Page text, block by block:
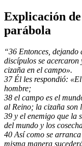
Explicación de
parábola
“36 Entonces, dejando
discípulos se
cizaña en el campo».
37 Él les respondió:
hombre;
38 el campo es el
al Reino; la cizaña son
39 y el enemigo que la
del mundo y los
40 Así como se
misma manera